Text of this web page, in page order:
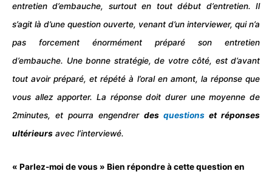
entretien d’embauche, surtout en tout début d’entretien. Il
s’agit là d’une question ouverte, venant d’un interviewer, qui n’a
pas forcement énormément préparé son entretien
d’embauche. Une bonne stratégie, de votre côté, est d’avant
tout avoir préparé, et répété à l’oral en amont, la réponse que
vous allez apporter. La réponse doit durer une moyenne de
2minutes, et pourra engendrer des questions et réponses
ultérieurs avec l’interviewé.
« Parlez-moi de vous » Bien répondre à cette question en